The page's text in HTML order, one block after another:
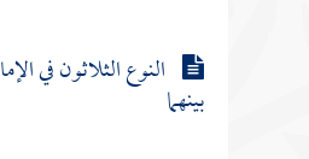
النوع الثلاثون في
بينهما